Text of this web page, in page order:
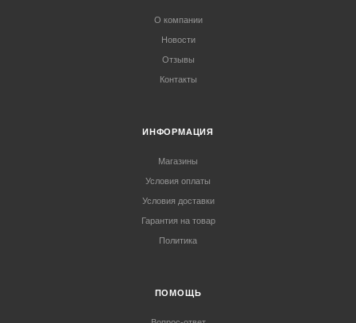
О компании
Новости
Отзывы
Контакты
ИНФОРМАЦИЯ
Магазины
Условия оплаты
Условия доставки
Гарантия на товар
Политика
ПОМОЩЬ